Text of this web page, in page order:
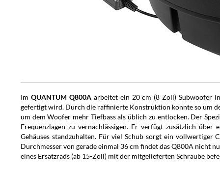
Im QUANTUM Q800Aarbeitet ein 20 cm (8 Zoll) Subwoofer
gefertigt wird. Durch die raffinierte Konstruktion konnte so um
um dem Woofer mehr Tiefbass als üblich zu entlocken. Der
Frequenzlagen zu vernachlässigen. Er verfügt zusätzlich
Gehäuses standzuhalten. Für viel Schub sorgt ein
Durchmesser von gerade einmal 36 cm findet das Q800A nicht
eines Ersatzrads (ab 15-Zoll) mit der mitgelieferten Schraube